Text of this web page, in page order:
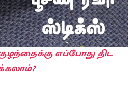
எப்போது திட